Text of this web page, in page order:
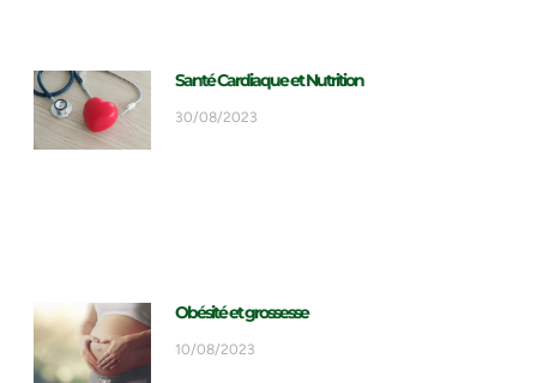
Santé Cardiaque et Nutrition
30/08/2023
Obésité et grossesse
10/08/2023